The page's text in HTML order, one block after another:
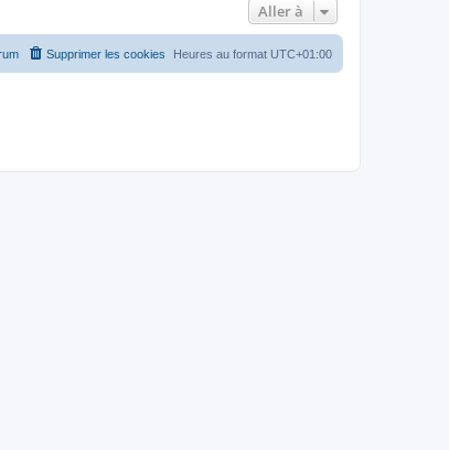
Aller à
Heures au format UTC+01:00
Supprimer les cookies